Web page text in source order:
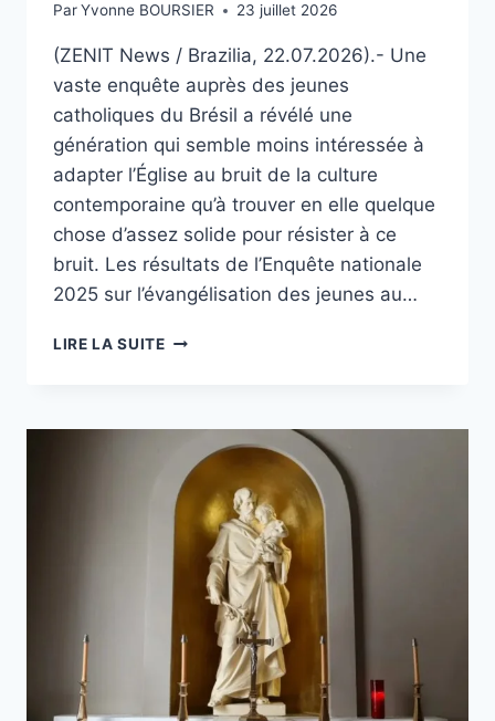
ParYvonne BOURSIER 23 juillet 2026
(ZENIT News / Brazilia, 22.07.2026).- Une
vaste enquête auprès des jeunes
catholiques du Brésil a révélé une
génération qui semble moins intéressée à
adapter l’Église au bruit de la culture
contemporaine qu’à trouver en elle quelque
chose d’assez solide pour résister à ce
bruit. Les résultats de l’Enquête nationale
2025 sur l’évangélisation des jeunes au…
LIRE LA SUITEUNE
QUOI
RESSEMBLENT
LES
JEUNES
CATHOLIQUES
BRÉSILIENS
QU’ILS
RECHERCHENT
FORMATION,
LITURGIE